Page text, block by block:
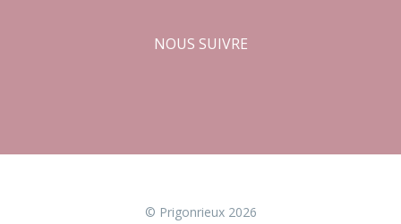
NOUS SUIVRE
© Prigonrieux 2026